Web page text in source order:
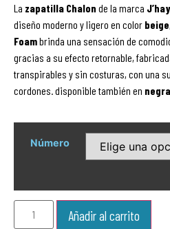
La zapatilla Chalon de la marca
diseño moderno y ligero en color beige
Foambrinda una sensación de
gracias a su efecto retornable,
transpirables y sin costuras, con una
cordones. disponible también en negra
Número
Añadir al carrito